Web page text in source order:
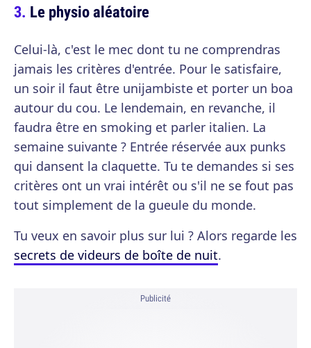
Le physio aléatoire
Celui-là, c'est le mec dont tu ne comprendras
jamais les critères d'entrée. Pour le satisfaire,
un soir il faut être unijambiste et porter un boa
autour du cou. Le lendemain, en revanche, il
faudra être en smoking et parler italien. La
semaine suivante ? Entrée réservée aux punks
qui dansent la claquette. Tu te demandes si ses
critères ont un vrai intérêt ou s'il ne se fout pas
tout simplement de la gueule du monde.
Tu veux en savoir plus sur lui ? Alors regarde les
secrets de videurs de boîte de nuit.
Publicité